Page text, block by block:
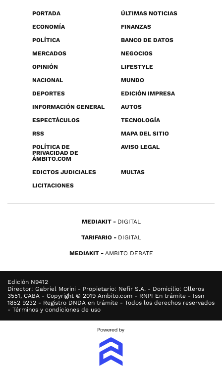
PORTADA
ÚLTIMAS NOTICIAS
ECONOMÍA
FINANZAS
POLÍTICA
BANCO DE DATOS
MERCADOS
NEGOCIOS
OPINIÓN
LIFESTYLE
NACIONAL
MUNDO
DEPORTES
EDICIÓN IMPRESA
INFORMACIÓN GENERAL
AUTOS
ESPECTÁCULOS
TECNOLOGÍA
RSS
MAPA DEL SITIO
POLÍTICA DE
PRIVACIDAD DE
ÁMBITO.COM
AVISO LEGAL
EDICTOS JUDICIALES
MULTAS
LICITACIONES
MEDIAKIT DIGITAL
TARIFARIO DIGITAL
MEDIAKIT AMBITO DEBATE
Edición N9412
Director: Gabriel Morini - Propietario: Nefir S.A. - Domicilio: Olleros
3551, CABA - Copyright © 2019 Ambito.com - RNPI En trámite - Issn
1852 9232 - Registro DNDA en trámite - Todos los derechos reservados
- Términos y condiciones de uso